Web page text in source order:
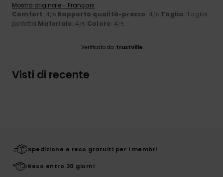
Mostra originale - Français
Comfort: 4/5 Rapporto qualità-prezzo: 4/5 Taglia: Taglia
perfetta Materiale: 4/5 Colore: 4/5
Verificato da TrustVille
Visti di recente
Spedizione e reso gratuiti per i membri
Reso entro 30 giorni